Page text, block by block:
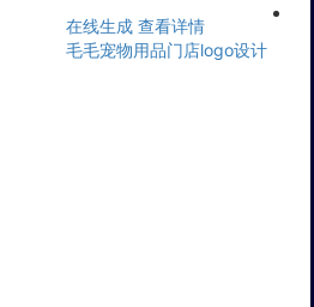
在线生成 查看详情
毛毛宠物用品门店logo设计